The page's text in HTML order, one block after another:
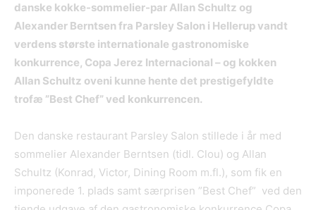
danske kokke-sommelier-par Allan Schultz og
Alexander Berntsen fra Parsley Salon i Hellerup vandt
verdens største internationale gastronomiske
konkurrence, Copa Jerez Internacional – og kokken
Allan Schultz oveni kunne hente det prestigefyldte
trofæ ”Best Chef” ved konkurrencen.
Den danske restaurant Parsley Salon stillede i år med
sommelier Alexander Berntsen (tidl. Clou) og Allan
Schultz (Konrad, Victor, Dining Room m.fl.), som fik en
imponerede 1. plads samt særprisen ”Best Chef” ved den